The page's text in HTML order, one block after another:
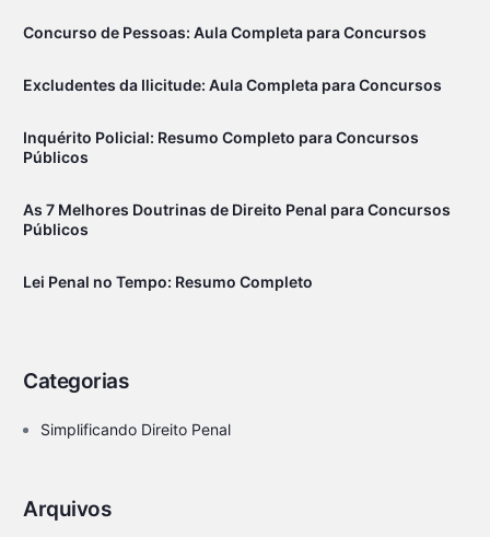
Concurso de Pessoas: Aula Completa para Concursos
Excludentes da Ilicitude: Aula Completa para Concursos
Inquérito Policial: Resumo Completo para Concursos
Públicos
As 7 Melhores Doutrinas de Direito Penal para Concursos
Públicos
Lei Penal no Tempo: Resumo Completo
Categorias
Simplificando Direito Penal
Arquivos